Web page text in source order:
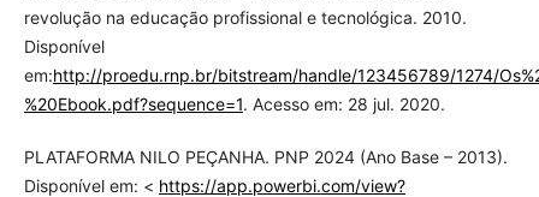
revolução na educação profissional e tecnológica. 2010.
Disponível
em:http://proedu.rnp.br/bitstream/handle/123456789/1274/
%20Ebook.pdf?sequence=1. Acesso em: 28 jul. 2020.
PLATAFORMA NILO PEÇANHA. PNP 2024 (Ano Base – 2013).
Disponível em: < https://app.powerbi.com/view?